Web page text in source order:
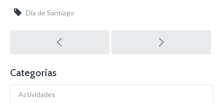
Día de Santiago
Post
navigation
Categorías
Actividades